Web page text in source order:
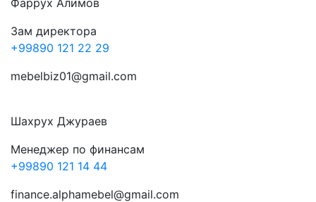
Фаррух Алимов
Зам директора
+99890 121 22 29
mebelbiz01@gmail.com
Шахрух Джураев
Менеджер по финансам
+99890 121 14 44
finance.alphamebel@gmail.com